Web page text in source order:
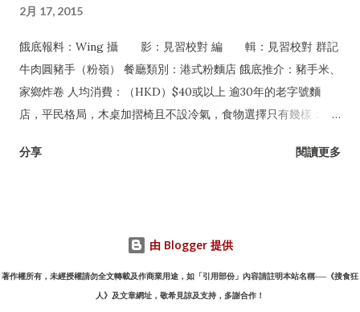
2月 17, 2015
餓底報料：Wing 攝 影：見習校對 編 輯：見習校對 群記
牛肉圓豬手（粉嶺） 餐廳類別：港式粉麵店 餓底推介：豬手米、
家鄉炸卷 人均消費：（HKD）$40或以上 逾30年的老字號麵
店，平民格局，木桌加摺椅且不設冷氣，食物選擇只有幾樣：豬
家鄉炸卷。但無論一年四季皆經常爆場，甚至吸引許多名人紅星
分享 閱讀更多
由 Blogger 提供
著作權所有，未經授權請勿全文轉載及作商業用途，如「引用部份」內容請註明本站名稱──《搜食狂
人》及文章網址，敬希見諒及支持，多謝合作！